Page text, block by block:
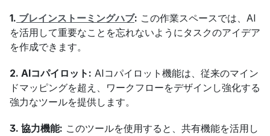
1. ブレインストーミングハブ: この作業スペースでは、AI
を活用して重要なことを忘れないようにタスクのアイデア
を作成できます。
2. AIコパイロット: AIコパイロット機能は、従来のマイン
ドマッピングを超え、ワークフローをデザインし強化する
強力なツールを提供します。
3. 協力機能: このツールを使用すると、共有機能を活用し